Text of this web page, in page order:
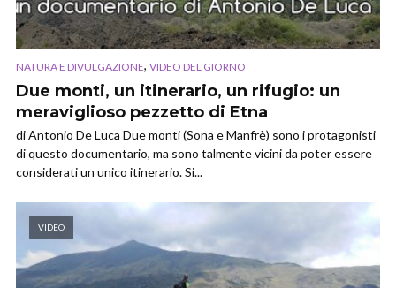
NATURA E DIVULGAZIONE, VIDEO DEL GIORNO
Due monti, un itinerario, un rifugio: un
meraviglioso pezzetto di Etna
di Antonio De Luca Due monti (Sona e Manfrè) sono i protagonisti
di questo documentario, ma sono talmente vicini da poter essere
considerati un unico itinerario. Si...
VIDEO